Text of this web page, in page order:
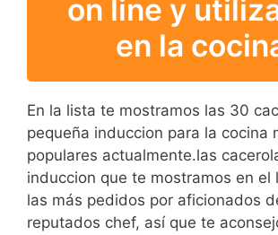
on line y
en la
En la lista te mostramos las 30
pequeña induccion para la cocina
populares actualmente.las
induccion que te mostramos en el
las más pedidos por aficionados
reputados chef, así que te